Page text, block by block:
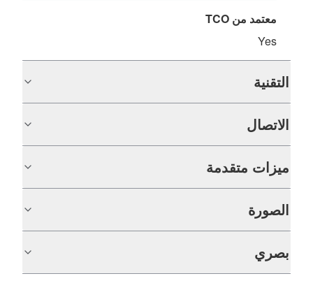
معتمد من TCO
Yes
التقنية
الاتصال
ميزات متقدمة
الصورة
بصري